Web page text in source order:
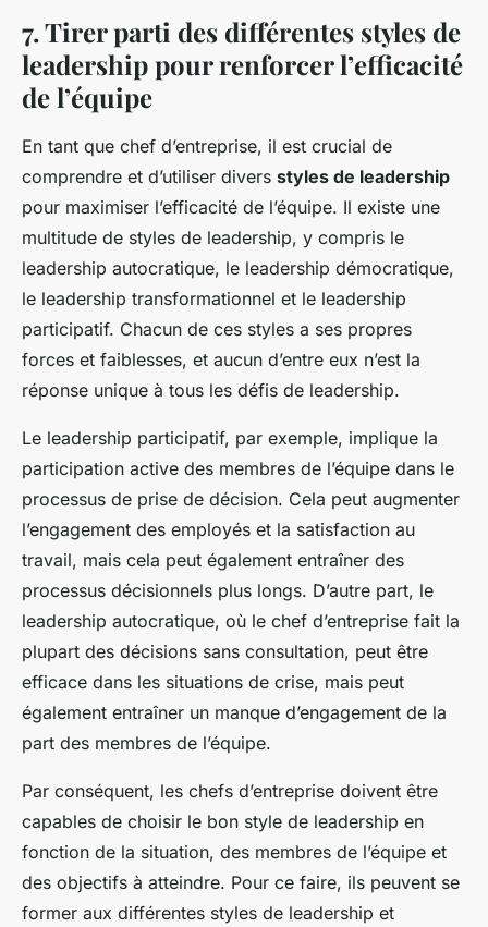
7. Tirer parti des différentes styles de
leadership pour renforcer l’efficacité
de l’équipe
En tant que chef d’entreprise, il est crucial de
comprendre et d’utiliser divers styles de leadership
pour maximiser l’efficacité de l’équipe. Il existe une
multitude de styles de leadership, y compris le
leadership autocratique, le leadership démocratique,
le leadership transformationnel et le leadership
participatif. Chacun de ces styles a ses propres
forces et faiblesses, et aucun d’entre eux n’est la
réponse unique à tous les défis de leadership.
Le leadership participatif, par exemple, implique la
participation active des membres de l’équipe dans le
processus de prise de décision. Cela peut augmenter
l’engagement des employés et la satisfaction au
travail, mais cela peut également entraîner des
processus décisionnels plus longs. D’autre part, le
leadership autocratique, où le chef d’entreprise fait la
plupart des décisions sans consultation, peut être
efficace dans les situations de crise, mais peut
également entraîner un manque d’engagement de la
part des membres de l’équipe.
Par conséquent, les chefs d’entreprise doivent être
capables de choisir le bon style de leadership en
fonction de la situation, des membres de l’équipe et
des objectifs à atteindre. Pour ce faire, ils peuvent se
former aux différentes styles de leadership et